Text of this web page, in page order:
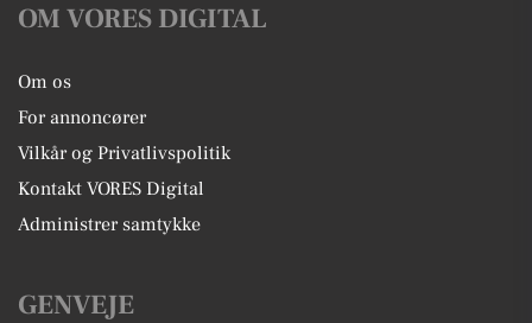
OM VORES DIGITAL
Om os
For annoncører
Vilkår og Privatlivspolitik
Kontakt VORES Digital
Administrer samtykke
GENVEJE